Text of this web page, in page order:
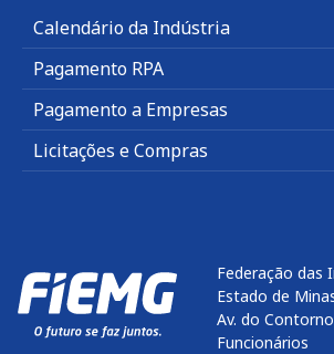
Calendário da Indústria
Pagamento RPA
Pagamento a Empresas
Licitações e Compras
Federação das
Estado de
Av. do
Funcionários